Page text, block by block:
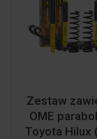
Zestaw
OME
Toyota Hilux